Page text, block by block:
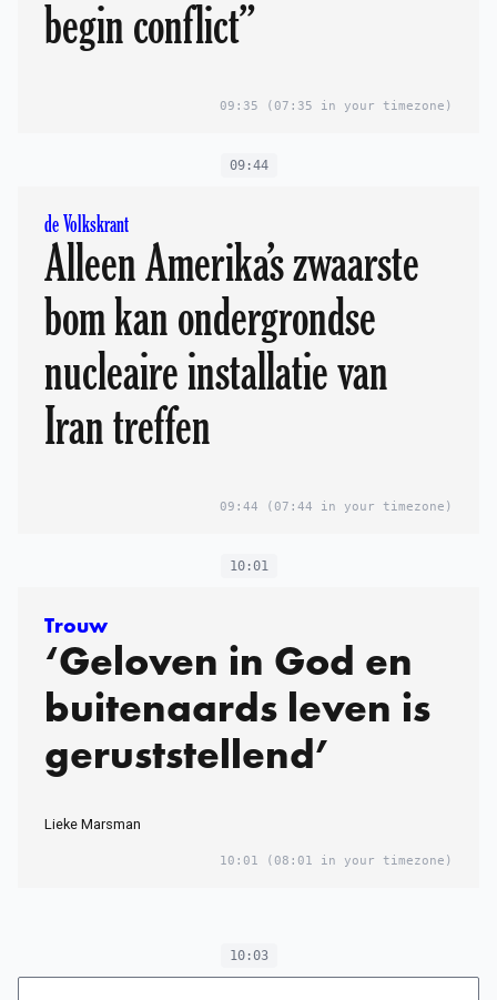
begin conflict”
09:35 (07:35 in your timezone)
09:44
de Volkskrant
Alleen Amerika’s zwaarste
bom kan ondergrondse
nucleaire installatie van
Iran treffen
09:44 (07:44 in your timezone)
10:01
Trouw
‘Geloven in God en
buitenaards leven is
geruststellend’
Lieke Marsman
10:01 (08:01 in your timezone)
10:03